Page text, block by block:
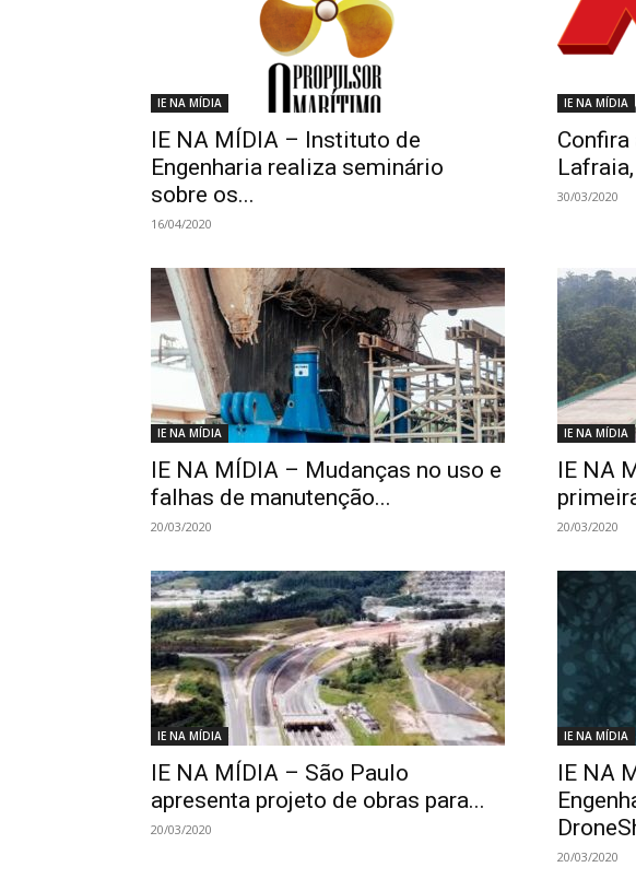
IE NA MÍDIA
IE NA MÍDIA – Instituto de
Engenharia realiza seminário
sobre os...
16/04/2020
IE NA MÍDIA
Confira
30/03/2020
IE NA MÍDIA
IE NA MÍDIA – Mudanças no uso e
falhas de manutenção...
20/03/2020
IE NA MÍDIA
IE NA
20/03/2020
IE NA MÍDIA
IE NA MÍDIA – São Paulo
apresenta projeto de obras para...
20/03/2020
IE NA MÍDIA
IE NA
20/03/2020